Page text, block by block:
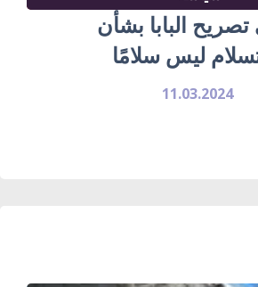
تصريح البابا بشأن
ليس سلامًا
11.03.2024